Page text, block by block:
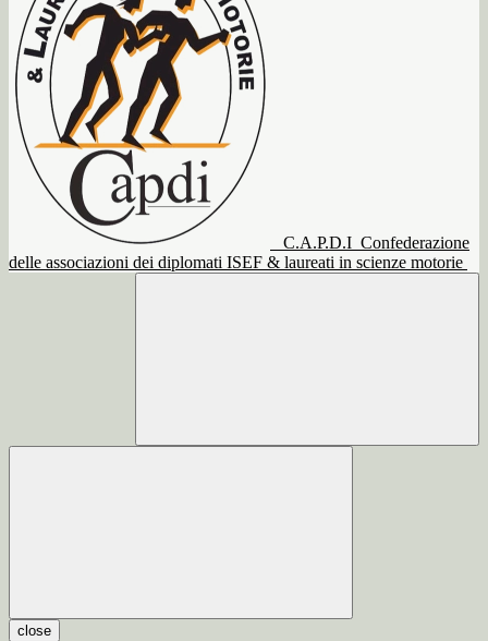
C.A.P.D.I Confederazione
delle associazioni dei diplomati ISEF & laureati in scienze motorie
close